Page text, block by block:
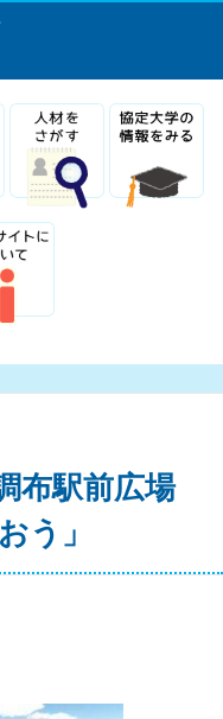
布駅前広場
う」